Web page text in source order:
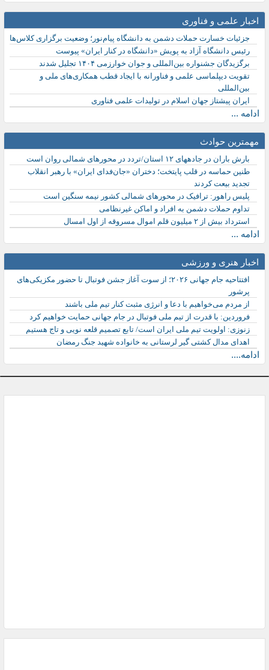
اخبار علمی و فناوری
جزئیات خسارت حملات دشمن به دانشگاه پیام‌نور؛ وضعیت برگزاری کلاس‌ها
رئیس دانشگاه آزاد به پویش «دانشگاه در کنار ایران» پیوست
برگزیدگان جشنواره بین‌المللی و جوان خوارزمی ۱۴۰۴ تجلیل شدند
تقویت دیپلماسی علمی و فناورانه با ایجاد قطب همکاری‌های ملی و
بین‌المللی
ایران پیشتاز جهان اسلام در تولیدات علمی فناوری
ادامه ...
مهمترین حوادث
بارش باران در جادههای ۱۲ استان/تردد در محورهای شمالی روان است
طنین حماسه در قلب پایتخت؛ دختران «جان‌فدای ایران» با رهبر انقلاب
تجدید بیعت کردند
پلیس راهور: ترافیک در محورهای شمالی کشور نیمه سنگین است
تداوم حملات دشمن به افراد و اماکن غیرنظامی
استرداد بیش از ۲ میلیون قلم اموال مسروقه از اول امسال
ادامه ...
اخبار هنری و ورزشی
افتتاحیه جام جهانی ۲۰۲۶؛ از سوت آغاز جشن فوتبال تا حضور مکزیکی‌های
پرشور
از مردم می‌خواهیم با دعا و انرژی مثبت کنار تیم ملی باشند
فروردین: با قدرت از تیم ملی فوتبال در جام جهانی حمایت خواهیم کرد
زنوزی: اولویت تیم ملی ایران است/ تابع تصمیم قلعه نویی و تاج هستیم
اهدای مدال کشتی گیر لرستانی به خانواده شهید جنگ رمضان
ادامه....